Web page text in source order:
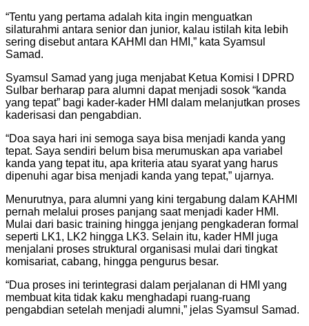
“Tentu yang pertama adalah kita ingin menguatkan
silaturahmi antara senior dan junior, kalau istilah kita lebih
sering disebut antara KAHMI dan HMI,” kata Syamsul
Samad.
Syamsul Samad yang juga menjabat Ketua Komisi I DPRD
Sulbar berharap para alumni dapat menjadi sosok “kanda
yang tepat” bagi kader-kader HMI dalam melanjutkan proses
kaderisasi dan pengabdian.
“Doa saya hari ini semoga saya bisa menjadi kanda yang
tepat. Saya sendiri belum bisa merumuskan apa variabel
kanda yang tepat itu, apa kriteria atau syarat yang harus
dipenuhi agar bisa menjadi kanda yang tepat,” ujarnya.
Menurutnya, para alumni yang kini tergabung dalam KAHMI
pernah melalui proses panjang saat menjadi kader HMI.
Mulai dari basic training hingga jenjang pengkaderan formal
seperti LK1, LK2 hingga LK3. Selain itu, kader HMI juga
menjalani proses struktural organisasi mulai dari tingkat
komisariat, cabang, hingga pengurus besar.
“Dua proses ini terintegrasi dalam perjalanan di HMI yang
membuat kita tidak kaku menghadapi ruang-ruang
pengabdian setelah menjadi alumni,” jelas Syamsul Samad.